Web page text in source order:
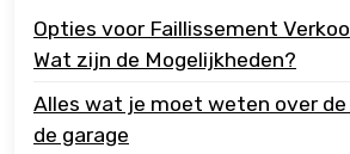
Opties voor Faillissement
Wat zijn de Mogelijkheden?
Alles wat je moet weten over de
de garage